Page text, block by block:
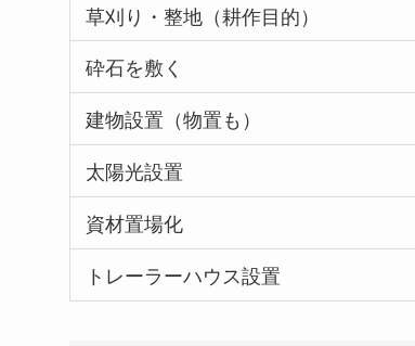
草刈り・整地（耕作目的）
砕石を敷く
建物設置（物置も）
太陽光設置
資材置場化
トレーラーハウス設置